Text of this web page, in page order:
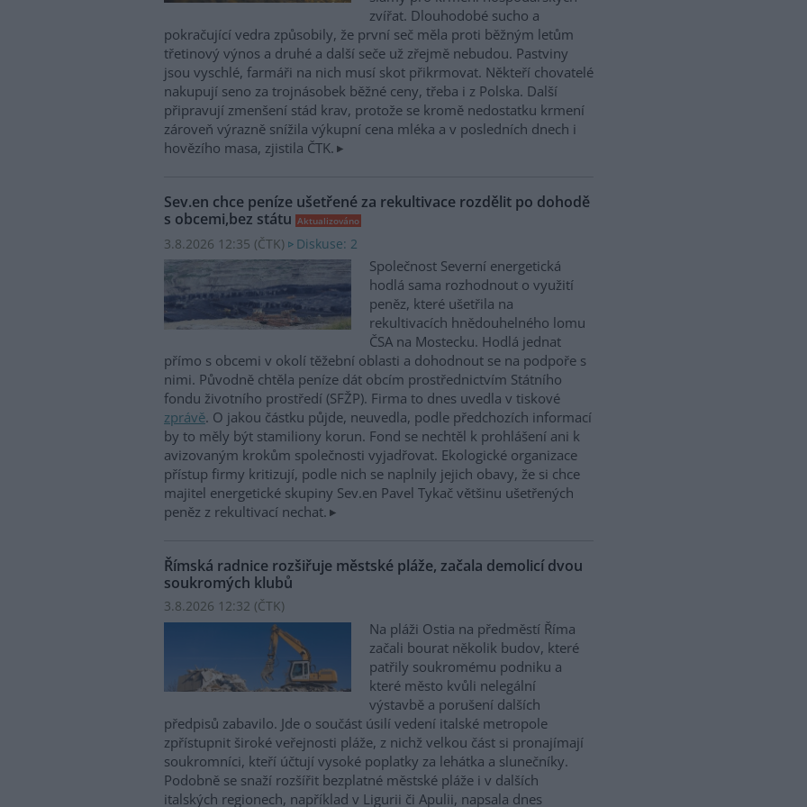
zvířat. Dlouhodobé sucho a
pokračující vedra způsobily, že první seč měla proti běžným letům
třetinový výnos a druhé a další seče už zřejmě nebudou. Pastviny
jsou vyschlé, farmáři na nich musí skot přikrmovat. Někteří chovatelé
nakupují seno za trojnásobek běžné ceny, třeba i z Polska. Další
připravují zmenšení stád krav, protože se kromě nedostatku krmení
zároveň výrazně snížila výkupní cena mléka a v posledních dnech i
hovězího masa, zjistila ČTK.
Sev.en chce peníze ušetřené za rekultivace rozdělit po dohodě
s obcemi,bez státu Aktualizováno
3.8.2026 12:35 (ČTK) Diskuse: 2
Společnost Severní energetická
hodlá sama rozhodnout o využití
peněz, které ušetřila na
rekultivacích hnědouhelného lomu
ČSA na Mostecku. Hodlá jednat
přímo s obcemi v okolí těžební oblasti a dohodnout se na podpoře s
nimi. Původně chtěla peníze dát obcím prostřednictvím Státního
fondu životního prostředí (SFŽP). Firma to dnes uvedla v tiskové
zprávě. O jakou částku půjde, neuvedla, podle předchozích informací
by to měly být stamiliony korun. Fond se nechtěl k prohlášení ani k
avizovaným krokům společnosti vyjadřovat. Ekologické organizace
přístup firmy kritizují, podle nich se naplnily jejich obavy, že si chce
majitel energetické skupiny Sev.en Pavel Tykač většinu ušetřených
peněz z rekultivací nechat.
Římská radnice rozšiřuje městské pláže, začala demolicí dvou
soukromých klubů
3.8.2026 12:32 (ČTK)
Na pláži Ostia na předměstí Říma
začali bourat několik budov, které
patřily soukromému podniku a
které město kvůli nelegální
výstavbě a porušení dalších
předpisů zabavilo. Jde o součást úsilí vedení italské metropole
zpřístupnit široké veřejnosti pláže, z nichž velkou část si pronajímají
soukromníci, kteří účtují vysoké poplatky za lehátka a slunečníky.
Podobně se snaží rozšířit bezplatné městské pláže i v dalších
italských regionech, například v Ligurii či Apulii, napsala dnes